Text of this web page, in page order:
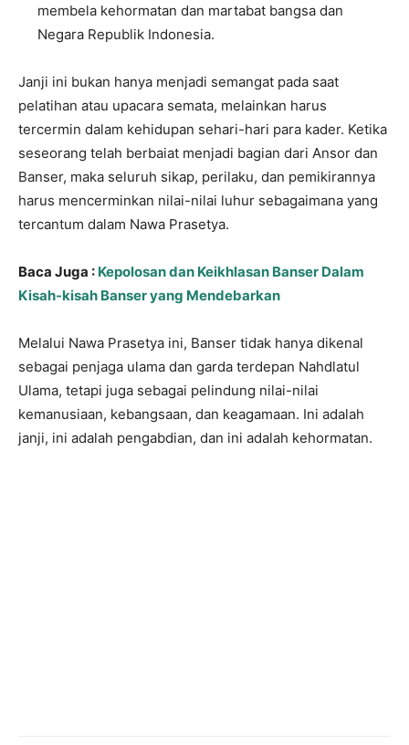
membela kehormatan dan martabat bangsa dan
Negara Republik Indonesia.
Janji ini bukan hanya menjadi semangat pada saat
pelatihan atau upacara semata, melainkan harus
tercermin dalam kehidupan sehari-hari para kader. Ketika
seseorang telah berbaiat menjadi bagian dari Ansor dan
Banser, maka seluruh sikap, perilaku, dan pemikirannya
harus mencerminkan nilai-nilai luhur sebagaimana yang
tercantum dalam Nawa Prasetya.
Baca Juga : Kepolosan dan Keikhlasan Banser Dalam
Kisah-kisah Banser yang Mendebarkan
Melalui Nawa Prasetya ini, Banser tidak hanya dikenal
sebagai penjaga ulama dan garda terdepan Nahdlatul
Ulama, tetapi juga sebagai pelindung nilai-nilai
kemanusiaan, kebangsaan, dan keagamaan. Ini adalah
janji, ini adalah pengabdian, dan ini adalah kehormatan.